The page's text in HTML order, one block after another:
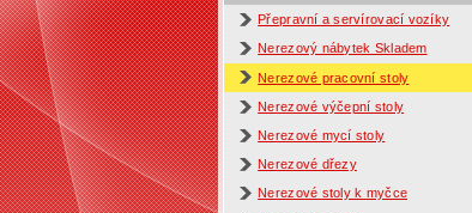
Přepravní a servírovací vozíky
Nerezový nábytek Skladem
Nerezové pracovní stoly
Nerezové výčepní stoly
Nerezové mycí stoly
Nerezové dřezy
Nerezové stoly k myčce